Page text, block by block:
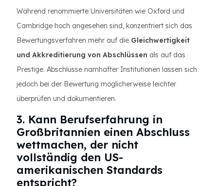
Während renommierte Universitäten wie Oxford und
Cambridge hoch angesehen sind, konzentriert sich das
Bewertungsverfahren mehr auf die Gleichwertigkeit
und Akkreditierung von Abschlüssen als auf das
Prestige. Abschlüsse namhafter Institutionen lassen sich
jedoch bei der Bewertung möglicherweise leichter
überprüfen und dokumentieren.
3. Kann Berufserfahrung in
Großbritannien einen Abschluss
wettmachen, der nicht
vollständig den US-
amerikanischen Standards
entspricht?